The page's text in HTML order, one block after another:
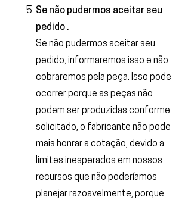
Se não pudermos aceitar seu
pedido .
Se não pudermos aceitar seu
pedido, informaremos isso e não
cobraremos pela peça. Isso pode
ocorrer porque as peças não
podem ser produzidas conforme
solicitado, o fabricante não pode
mais honrar a cotação, devido a
limites inesperados em nossos
recursos que não poderíamos
planejar razoavelmente, porque